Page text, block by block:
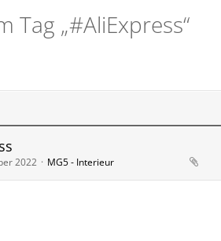
Tag „#AliExpress“
2022 MG5 - Interieur